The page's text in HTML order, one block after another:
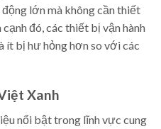
lớn mà không cần thiết
đó, các thiết bị vận hành
ít bị hư hỏng hơn so với các
Xanh
nổi bật trong lĩnh vực cung